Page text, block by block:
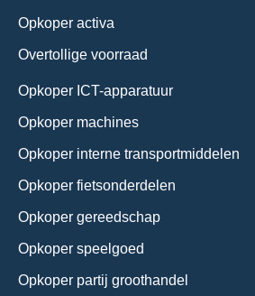
Opkoper activa
Overtollige voorraad
Opkoper ICT-apparatuur
Opkoper machines
Opkoper interne transportmiddelen
Opkoper fietsonderdelen
Opkoper gereedschap
Opkoper speelgoed
Opkoper partij groothandel